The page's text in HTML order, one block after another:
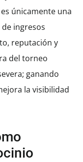
únicamente una
ingresos
reputación y
del torneo
ganando
la visibilidad